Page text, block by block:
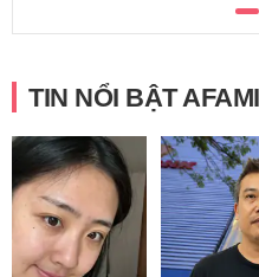
TIN NỔI BẬT